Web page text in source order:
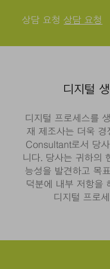
상담 요청상담 요청
디지털
디지털 프로세스를
재 제조사는 더욱
Consultant로서 당
니다. 당사는 귀하의
능성을 발견하고 목
덕분에 내부 저항을
디지털 프로